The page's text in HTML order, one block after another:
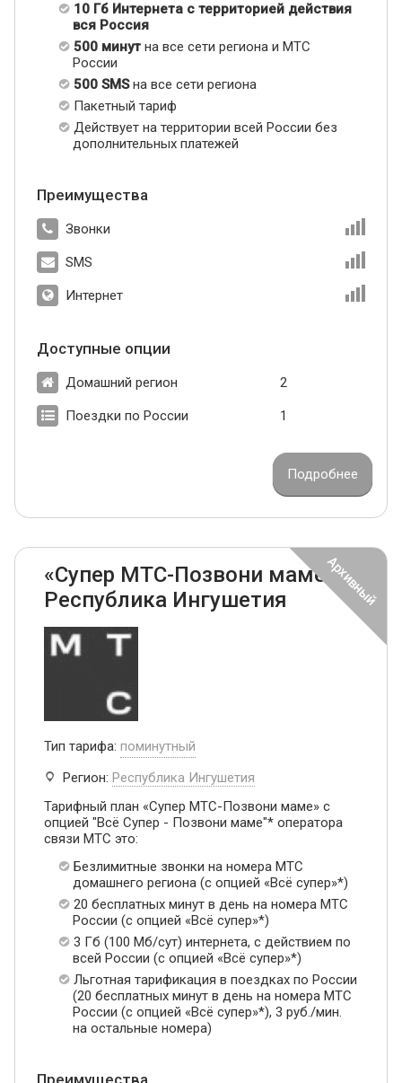
10 Гб Интернета с территорией действия
вся Россия
500 минут на все сети региона и МТС
России
500 SMSна все сети региона
Пакетный тариф
Действует на территории всей России без
дополнительных платежей
Преимущества
Звонки
SMS
Интернет
Доступные опции
Домашний регион 2
Поездки по России 1
Подробнее
«Супер МТС-Позвони маме»
Республика Ингушетия
Тип тарифа: поминутный
Регион: Республика Ингушетия
Тарифный план «Супер МТС-Позвони маме» с
опцией "Всё Супер - Позвони маме"* оператора
связи МТС это:
Безлимитные звонки на номера МТС
домашнего региона (с опцией «Всё супер»*)
20 бесплатных минут в день на номера МТС
России (с опцией «Всё супер»*)
3 Гб (100 Мб/сут) интернета, с действием по
всей России (с опцией «Всё супер»*)
Льготная тарификация в поездках по России
(20 бесплатных минут в день на номера МТС
России (с опцией «Всё супер»*), 3 руб./мин.
на остальные номера)